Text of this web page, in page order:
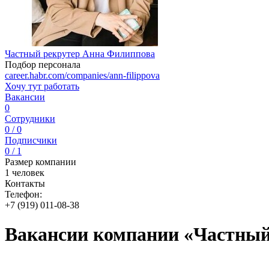
Частный рекрутер Анна Филиппова
Подбор персонала
career.habr.com/companies/ann-filippova
Хочу тут работать
Вакансии
0
Сотрудники
0 / 0
Подписчики
0 / 1
Размер компании
1 человек
Контакты
Телефон:
+7 (919) 011-08-38
Вакансии компании